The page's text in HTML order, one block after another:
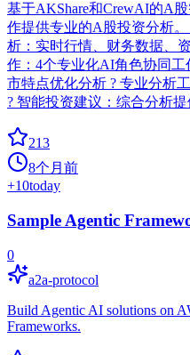
基于AKShare和CrewAI的A
作提供专业的A股投资分析
析：实时行情、财务数据、
作：4个专业化AI角色协同工
市特点优化分析 ? 专业分析
? 智能投资建议：综合分析
213
8个月前
+10today
Sample Agentic
0
a2a-protocol
Build Agentic AI solutions on
Frameworks.